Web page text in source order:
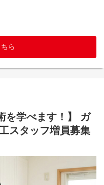
業型確定拠出年金（DC）
人も積み立て・運用できる
話で完結するため、飛び込
、提案を通じて「安心」
受電。一次対応を行い、
繋げます※WEB見積もりか
施工担当のスケジュールを
3］をご担当頂きます。
ら
を学べます！】 ガ
スタッフ増員募集